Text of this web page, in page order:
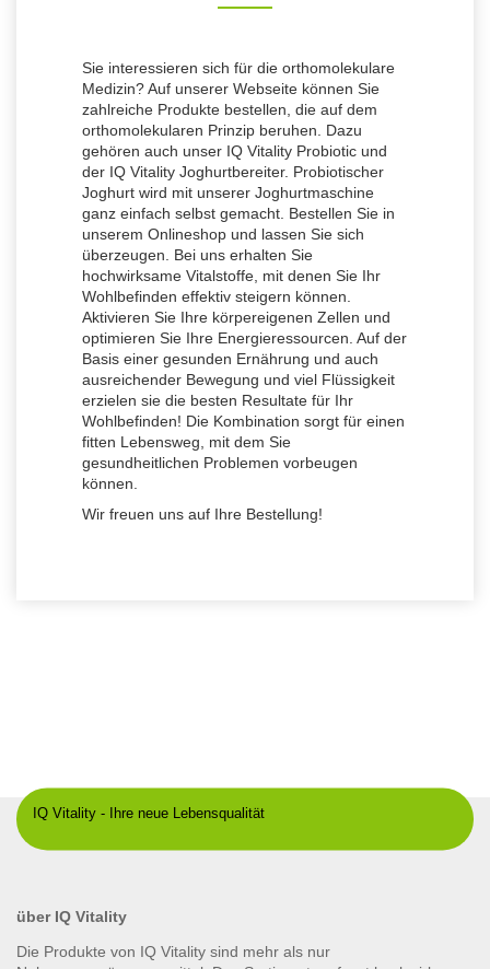
Sie interessieren sich für die orthomolekulare
Medizin? Auf unserer Webseite können Sie
zahlreiche Produkte bestellen, die auf dem
orthomolekularen Prinzip beruhen. Dazu
gehören auch unser IQ Vitality Probiotic und
der IQ Vitality Joghurtbereiter. Probiotischer
Joghurt wird mit unserer Joghurtmaschine
ganz einfach selbst gemacht. Bestellen Sie in
unserem Onlineshop und lassen Sie sich
überzeugen. Bei uns erhalten Sie
hochwirksame Vitalstoffe, mit denen Sie Ihr
Wohlbefinden effektiv steigern können.
Aktivieren Sie Ihre körpereigenen Zellen und
optimieren Sie Ihre Energieressourcen. Auf der
Basis einer gesunden Ernährung und auch
ausreichender Bewegung und viel Flüssigkeit
erzielen sie die besten Resultate für Ihr
Wohlbefinden! Die Kombination sorgt für einen
fitten Lebensweg, mit dem Sie
gesundheitlichen Problemen vorbeugen
können.
Wir freuen uns auf Ihre Bestellung!
IQ Vitality - Ihre neue Lebensqualität
über IQ Vitality